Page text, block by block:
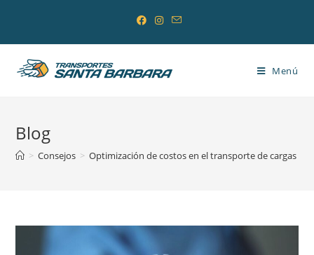
contenido
Menú
Blog
> Consejos > Optimización de costos en el transporte de cargas a